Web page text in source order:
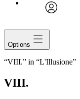
Options
“VIII.” in “L'Illusione”
VIII.